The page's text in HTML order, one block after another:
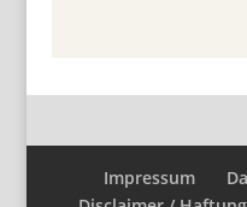
Impressum